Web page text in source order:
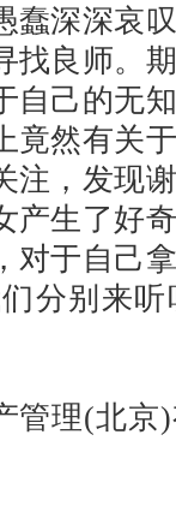
蠢深深哀
找良师。
自己的无
竟然有关
注，发现
产生了好
对于自己
分别来
理(北京)